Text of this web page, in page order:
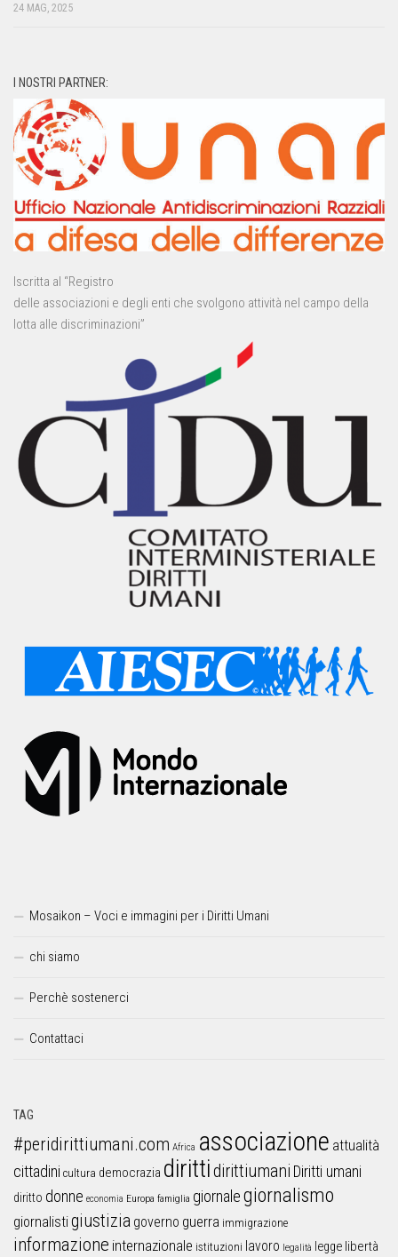
24 MAG, 2025
I NOSTRI PARTNER:
Iscritta al “Registro
delle associazioni e degli enti che svolgono attività nel campo della
lotta alle discriminazioni”
Mosaikon – Voci e immagini per i Diritti Umani
chi siamo
Perchè sostenerci
Contattaci
TAG
#peridirittiumani.com Africa associazione attualità
cittadini cultura democrazia dirittidirittiumani Diritti umani
diritto donne economia Europa famiglia giornalegiornalismo
giornalistigiustizia governo guerra immigrazione
informazione internazionale istituzioni lavoro legalità legge libertà